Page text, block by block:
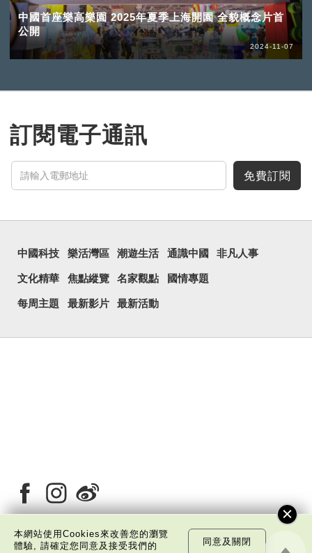
中國首座樂高樂園 2025年夏季上海開園 全貌概念片首
公開
2024-11-07
訂閱電子通訊
免費訂閱
中國科技 樂活灣區 潮遊生活 通識中國 非凡人事
文化精華 焦點縱覽 名家觀點 國情專題
每周主題 最新影片 最新活動
本網站使用Cookies來改善您的瀏覽
體驗, 請確定您同意及接受我們的
同意及關閉